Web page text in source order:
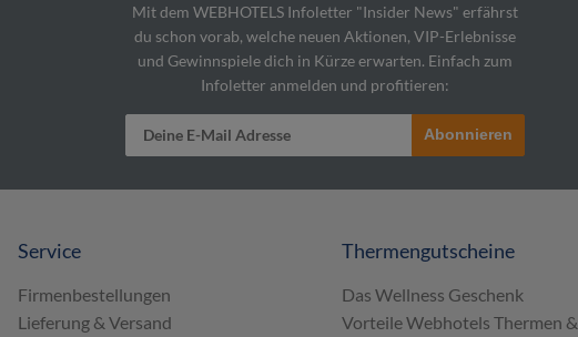
Mit dem WEBHOTELS Infoletter "Insider News" erfährst
du schon vorab, welche neuen Aktionen, VIP-Erlebnisse
und Gewinnspiele dich in Kürze erwarten. Einfach zum
Infoletter anmelden und profitieren:
Abonnieren
Service
Firmenbestellungen
Lieferung & Versand
Thermengutscheine
Das Wellness Geschenk
Vorteile Webhotels Thermen &